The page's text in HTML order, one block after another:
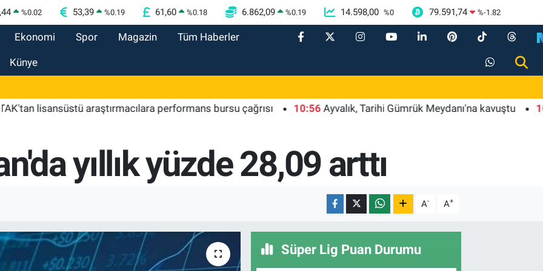
%0.02 53,39 %0.19 61,60 %0.18 6.862,09 %0.19 14.598,00 %0 79.591,74 %-1.82
Ekonomi Spor Magazin Tüm Haberler
Künye
araştırmacılara performans bursu çağrısı 10:56 Ayvalık, Tarihi Gümrük Meydanı'na kavuştu 10:53
yıllık yüzde 28,09 arttı
A- A+
Süper Lig Puan Durumu